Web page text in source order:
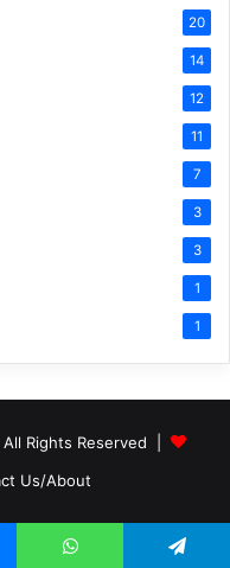
20
14
12
11
7
3
3
1
1
Rights Reserved |
Us/About